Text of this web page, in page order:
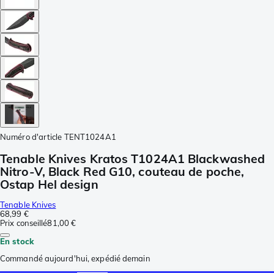
Numéro d'article TENT1024A1
Tenable Knives Kratos T1024A1 Blackwashed
Nitro-V, Black Red G10, couteau de poche,
Ostap Hel design
Tenable Knives
68,99 €
Prix conseillé81,00 €
En stock
Commandé aujourd'hui, expédié demain